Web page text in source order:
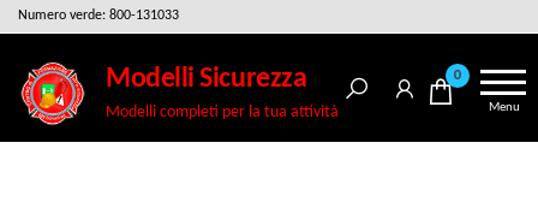
Salta
vai
contenuto
Numero verde: 800-131033
Modelli Sicurezza
Modelli completi per la tua attività
0
Menu